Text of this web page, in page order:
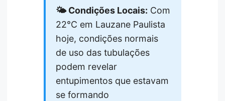
🌤️ Condições Locais: Com
22°C em Lauzane Paulista
hoje, condições normais
de uso das tubulações
podem revelar
entupimentos que estavam
se formando